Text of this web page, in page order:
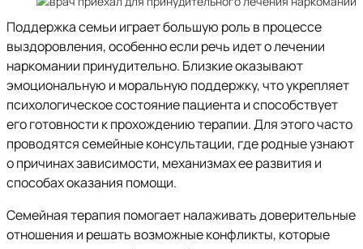
Поддержка семьи играет большую роль в процессе
выздоровления, особенно если речь идет о лечении
наркомании принудительно. Близкие оказывают
эмоциональную и моральную поддержку, что укрепляет
психологическое состояние пациента и способствует
его готовности к прохождению терапии. Для этого часто
проводятся семейные консультации, где родные узнают
о причинах зависимости, механизмах ее развития и
способах оказания помощи.
Семейная терапия помогает налаживать доверительные
отношения и решать возможные конфликты, которые